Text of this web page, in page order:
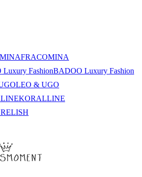
FRACOMINA
BADOO Luxury Fashion
LEO & UGO
KORALLINE
RELISH